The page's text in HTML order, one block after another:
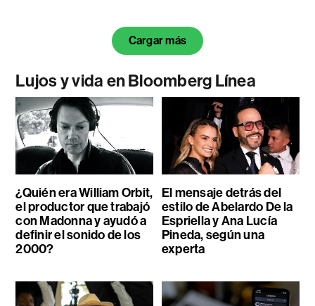
Cargar más
Lujos y vida en Bloomberg Línea
¿Quién era William Orbit,
el productor que trabajó
con Madonna y ayudó a
definir el sonido de los
2000?
El mensaje detrás del
estilo de Abelardo De la
Espriella y Ana Lucía
Pineda, según una
experta